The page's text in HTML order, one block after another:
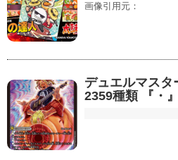
画像引用元：
デュエルマスタ
2359種類 『・